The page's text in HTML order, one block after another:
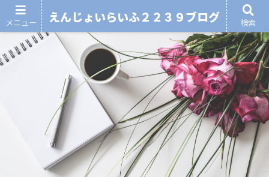
メニュー えんじょいらいふ２２３９ブログ 検索